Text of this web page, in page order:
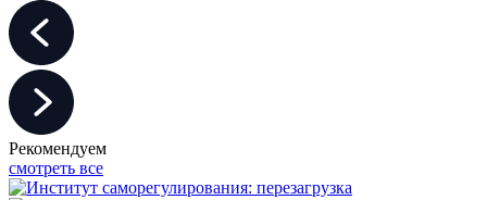
Рекомендуем
смотреть все